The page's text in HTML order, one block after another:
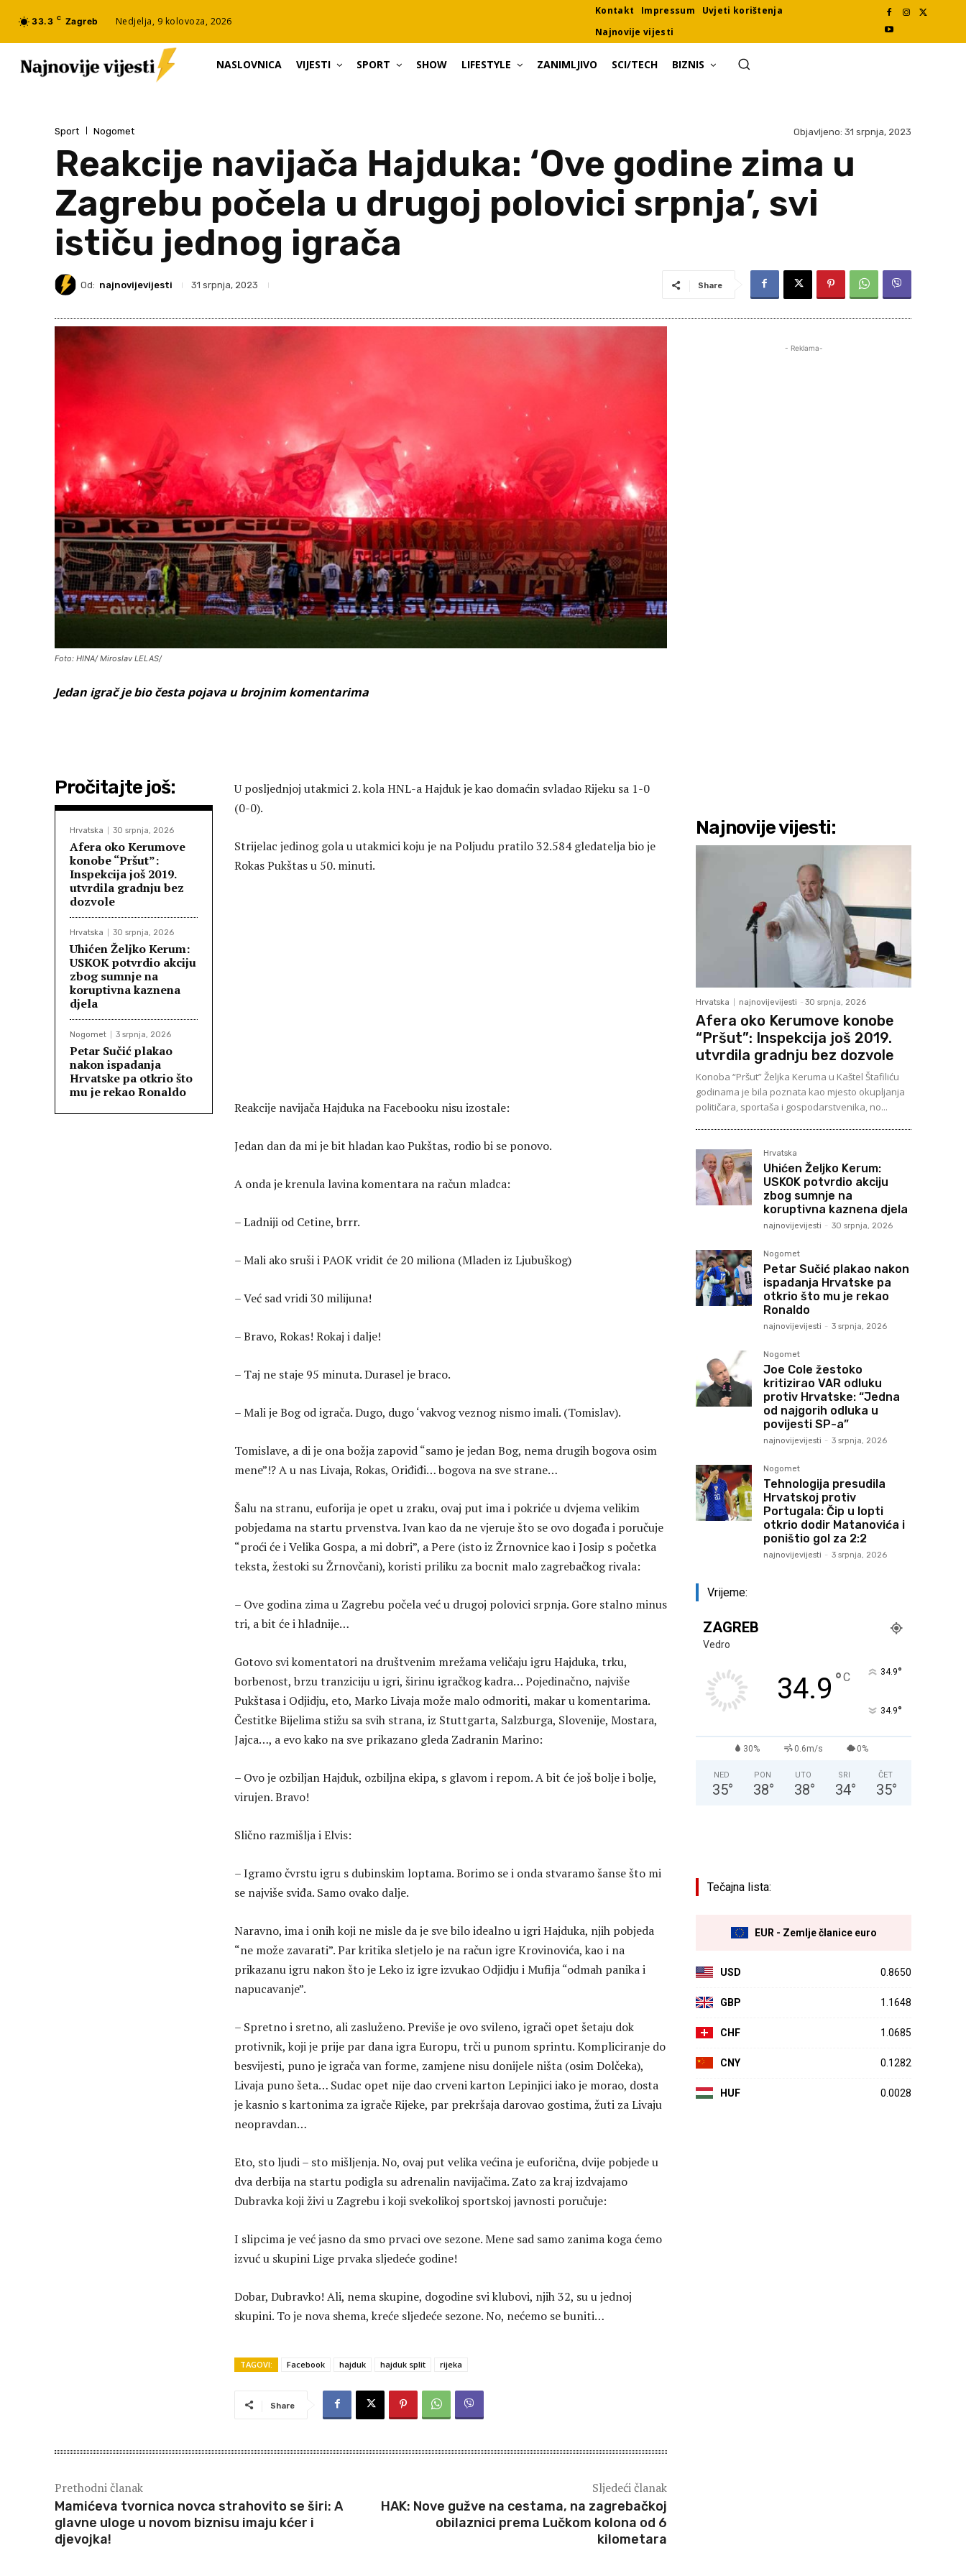
33.3 C Zagreb Nedjelja, 9 kolovoza, 2026
Kontakt Impressum
Uvjeti korištenja
Najnovije vijesti
NASLOVNICA VIJESTI SPORT SHOW LIFESTYLE ZANIMLJIVO SCI/TECH BIZNIS
Sport Nogomet Objavljeno: 31 srpnja, 2023
Reakcije navijača Hajduka: ‘Ove godine zima u
Zagrebu počela u drugoj polovici srpnja’, svi
ističu jednog igrača
Od: najnovijevijesti 31 srpnja, 2023 Share
Foto: HINA/ Miroslav LELAS/
Jedan igrač je bio česta pojava u brojnim komentarima
Pročitajte još:
Hrvatska 30 srpnja, 2026
Afera oko Kerumove
konobe “Pršut”:
Inspekcija još 2019.
utvrdila gradnju bez
dozvole
Hrvatska 30 srpnja, 2026
Uhićen Željko Kerum:
USKOK potvrdio akciju
zbog sumnje na
koruptivna kaznena
djela
Nogomet 3 srpnja, 2026
Petar Sučić plakao
nakon ispadanja
Hrvatske pa otkrio što
mu je rekao Ronaldo
U posljednjoj utakmici 2. kola HNL-a Hajduk je kao domaćin svladao Rijeku sa 1-0
(0-0).
Strijelac jedinog gola u utakmici koju je na Poljudu pratilo 32.584 gledatelja bio je
Rokas Pukštas u 50. minuti.
Reakcije navijača Hajduka na Facebooku nisu izostale:
Jedan dan da mi je bit hladan kao Pukštas, rodio bi se ponovo.
A onda je krenula lavina komentara na račun mladca:
– Ladniji od Cetine, brrr.
– Mali ako sruši i PAOK vridit će 20 miliona (Mladen iz Ljubuškog)
– Već sad vridi 30 milijuna!
– Bravo, Rokas! Rokaj i dalje!
– Taj ne staje 95 minuta. Durasel je braco.
– Mali je Bog od igrača. Dugo, dugo ‘vakvog veznog nismo imali. (Tomislav).
Tomislave, a di je ona božja zapovid “samo je jedan Bog, nema drugih bogova osim
mene”!? A u nas Livaja, Rokas, Oriđiđi… bogova na sve strane…
Šalu na stranu, euforija je opet u zraku, ovaj put ima i pokriće u dvjema velikim
pobjedama na startu prvenstva. Ivan kao da ne vjeruje što se ovo događa i poručuje
“proći će i Velika Gospa, a mi dobri”, a Pere (isto iz Žrnovnice kao i Josip s početka
teksta, žestoki su Žrnovčani), koristi priliku za bocnit malo zagrebačkog rivala:
– Ove godina zima u Zagrebu počela već u drugoj polovici srpnja. Gore stalno minus
tri, a bit će i hladnije…
Gotovo svi komentatori na društvenim mrežama veličaju igru Hajduka, trku,
borbenost, brzu tranziciju u igri, širinu igračkog kadra… Pojedinačno, najviše
Pukštasa i Odjidju, eto, Marko Livaja može malo odmoriti, makar u komentarima.
Čestitke Bijelima stižu sa svih strana, iz Stuttgarta, Salzburga, Slovenije, Mostara,
Jajca…, a evo kako na sve prikazano gleda Zadranin Marino:
– Ovo je ozbiljan Hajduk, ozbiljna ekipa, s glavom i repom. A bit će još bolje i bolje,
virujen. Bravo!
Slično razmišlja i Elvis:
– Igramo čvrstu igru s dubinskim loptama. Borimo se i onda stvaramo šanse što mi
se najviše sviđa. Samo ovako dalje.
Naravno, ima i onih koji ne misle da je sve bilo idealno u igri Hajduka, njih pobjeda
“ne može zavarati”. Par kritika sletjelo je na račun igre Krovinovića, kao i na
prikazanu igru nakon što je Leko iz igre izvukao Odjidju i Mufija “odmah panika i
napucavanje”.
– Spretno i sretno, ali zasluženo. Previše je ovo svileno, igrači opet šetaju dok
protivnik, koji je prije par dana igra Europu, trči u punom sprintu. Kompliciranje do
besvijesti, puno je igrača van forme, zamjene nisu donijele ništa (osim Dolčeka),
Livaja puno šeta… Sudac opet nije dao crveni karton Lepinjici iako je morao, dosta
je kasnio s kartonima za igrače Rijeke, par prekršaja darovao gostima, žuti za Livaju
neopravdan…
Eto, sto ljudi – sto mišljenja. No, ovaj put velika većina je euforična, dvije pobjede u
dva derbija na startu podigla su adrenalin navijačima. Zato za kraj izdvajamo
Dubravka koji živi u Zagrebu i koji svekolikoj sportskoj javnosti poručuje:
I slipcima je već jasno da smo prvaci ove sezone. Mene sad samo zanima koga ćemo
izvuć u skupini Lige prvaka sljedeće godine!
Dobar, Dubravko! Ali, nema skupine, dogodine svi klubovi, njih 32, su u jednoj
skupini. To je nova shema, kreće sljedeće sezone. No, nećemo se buniti…
TAGOVI: Facebook hajduk hajduk split rijeka
Share
Prethodni članak
Mamićeva tvornica novca strahovito se širi: A
glavne uloge u novom biznisu imaju kćer i
djevojka!
Sljedeći članak
HAK: Nove gužve na cestama, na zagrebačkoj
obilaznici prema Lučkom kolona od 6
kilometara
- Reklama-
Najnovije vijesti:
Hrvatska najnovijevijesti - 30 srpnja, 2026
Afera oko Kerumove konobe
“Pršut”: Inspekcija još 2019.
utvrdila gradnju bez dozvole
Konoba “Pršut” Željka Keruma u Kaštel Štafiliću
godinama je bila poznata kao mjesto okupljanja
političara, sportaša i gospodarstvenika, no...
Hrvatska
Uhićen Željko Kerum:
USKOK potvrdio akciju
zbog sumnje na
koruptivna kaznena djela
najnovijevijesti - 30 srpnja, 2026
Nogomet
Petar Sučić plakao nakon
ispadanja Hrvatske pa
otkrio što mu je rekao
Ronaldo
najnovijevijesti - 3 srpnja, 2026
Nogomet
Joe Cole žestoko
kritizirao VAR odluku
protiv Hrvatske: “Jedna
od najgorih odluka u
povijesti SP-a”
najnovijevijesti - 3 srpnja, 2026
Nogomet
Tehnologija presudila
Hrvatskoj protiv
Portugala: Čip u lopti
otkrio dodir Matanovića i
poništio gol za 2:2
najnovijevijesti - 3 srpnja, 2026
Vrijeme:
ZAGREB
Vedro
34.9 °C 34.9°
34.9°
30% 0.6m/s 0%
NED
35°
PON
38°
UTO
38°
SRI
34°
ČET
35°
Tečajna lista:
EUR - Zemlje članice euro
USD 0.8650
GBP 1.1648
CHF 1.0685
CNY 0.1282
HUF 0.0028